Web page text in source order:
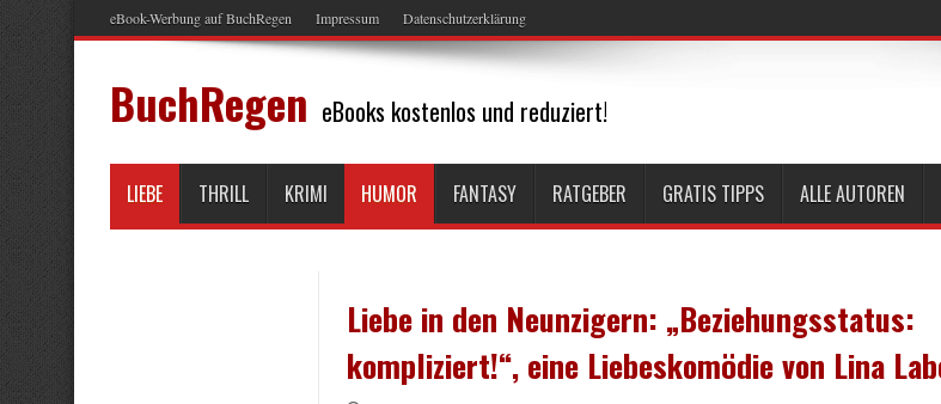
eBook-Werbung auf BuchRegen Impressum Datenschutzerklärung
BuchRegen eBooks kostenlos und reduziert!
LIEBE THRILL KRIMI HUMOR FANTASY RATGEBER GRATIS TIPPS ALLE AUTOREN
Liebe in den Neunzigern: „Beziehungsstatus:
kompliziert!“, eine Liebeskomödie von Lina